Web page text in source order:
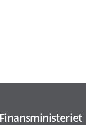
Finansministeriet